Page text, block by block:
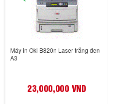
Máy in Oki B820n Laser trắng đen
A3
23,000,000 VND